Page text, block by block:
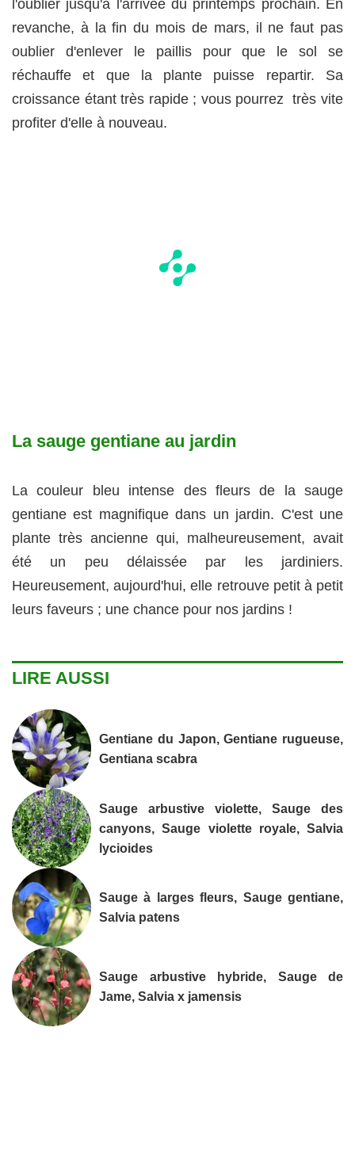
l'oublier jusqu'à l'arrivée du printemps prochain. En
revanche, à la fin du mois de mars, il ne faut pas
oublier d'enlever le paillis pour que le sol se
réchauffe et que la plante puisse repartir. Sa
croissance étant très rapide ; vous pourrez très vite
profiter d'elle à nouveau.
La sauge gentiane au jardin
La couleur bleu intense des fleurs de la sauge
gentiane est magnifique dans un jardin. C'est une
plante très ancienne qui, malheureusement, avait
été un peu délaissée par les jardiniers.
Heureusement, aujourd'hui, elle retrouve petit à petit
leurs faveurs ; une chance pour nos jardins !
LIRE AUSSI
Gentiane du Japon, Gentiane rugueuse,
Gentiana scabra
Sauge arbustive violette, Sauge des
canyons, Sauge violette royale, Salvia
lycioides
Sauge à larges fleurs, Sauge gentiane,
Salvia patens
Sauge arbustive hybride, Sauge de
Jame, Salvia x jamensis